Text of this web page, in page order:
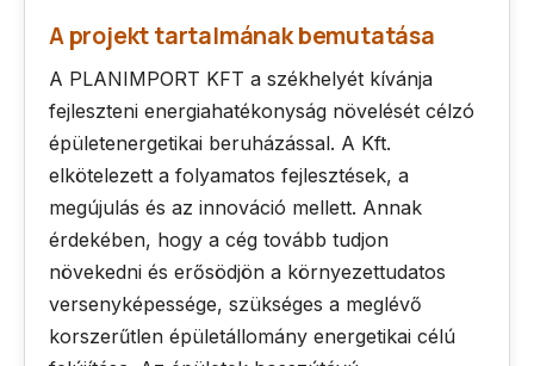
A projekt tartalmának bemutatása
A PLANIMPORT KFT a székhelyét kívánja
fejleszteni energiahatékonyság növelését célzó
épületenergetikai beruházással. A Kft.
elkötelezett a folyamatos fejlesztések, a
megújulás és az innováció mellett. Annak
érdekében, hogy a cég tovább tudjon
növekedni és erősödjön a környezettudatos
versenyképessége, szükséges a meglévő
korszerűtlen épületállomány energetikai célú